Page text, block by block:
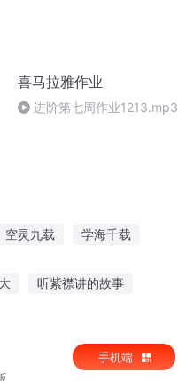
喜马拉雅作业
进阶第七周作业1213.mp3
空灵九载 学海千载
听紫襟讲的故事
手机端